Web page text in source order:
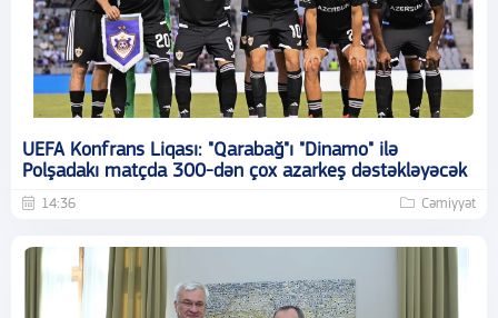
UEFA Konfrans Liqası: "Qarabağ"ı "Dinamo" ilə
Polşadakı matçda 300-dən çox azarkeş dəstəkləyəcək
14:36 Cəmiyyət